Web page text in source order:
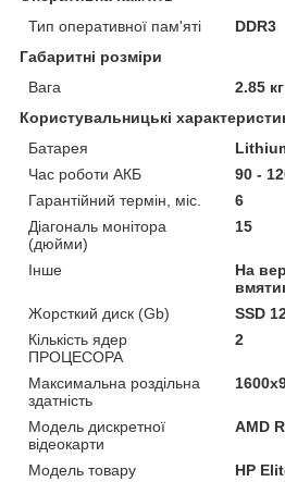
Тип оперативної пам'яті
DDR3
Габаритні розміри
Вага
2.85 кг
Користувальницькі
Батарея
Час роботи АКБ
90 -
Гарантійний термін, міс.
6
Діагональ монітора
(дюйми)
15
Інше
На
Жорсткий диск (Gb)
SSD
Кількість ядер
ПРОЦЕСОРА
2
Максимальна роздільна
здатність
Модель дискретної
відеокарти
AMD
Модель товару HP